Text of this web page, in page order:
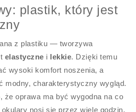
plastik, który jest
z plastiku — tworzywa
elastyczne i lekkie. Dzięki temu
wysoki komfort noszenia, a
modny, charakterystyczny wygląd.
że oprawa ma być wygodna na co
nosi się przez wiele godzin.